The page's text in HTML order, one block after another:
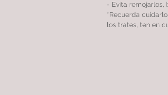
- Evita remojarlos,
*Recuerda
los trates, ten en